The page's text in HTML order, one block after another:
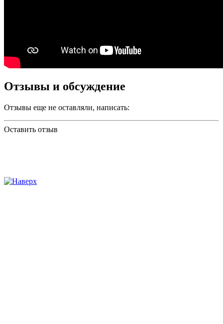
Отзывы и обсуждение
Отзывы еще не оставляли, написать:
Оставить отзыв